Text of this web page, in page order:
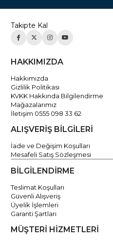
Takipte Kal
HAKKIMIZDA
Hakkımızda
Gizlilik Politikası
KVKK Hakkında Bilgilendirme
Mağazalarımız
İletişim 0555 098 33 62
ALIŞVERİŞ BİLGİLERİ
İade ve Değişim Koşulları
Mesafeli Satış Sözleşmesi
BİLGİLENDİRME
Teslimat Koşulları
Güvenli Alışveriş
Üyelik İşlemleri
Garanti Şartları
MÜŞTERİ HİZMETLERİ